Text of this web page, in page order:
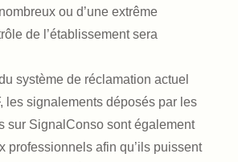
ou d’une extrême
de l’établissement sera
système de réclamation actuel
les signalements déposés par les
sur SignalConso sont également
professionnels afin qu’ils puissent